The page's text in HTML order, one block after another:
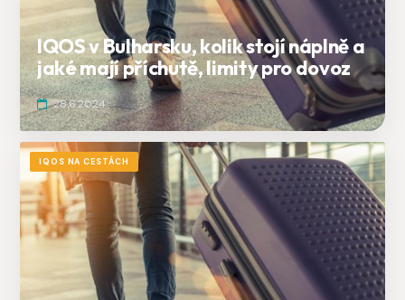
IQOS v Bulharsku, kolik stojí náplně a
jaké mají příchutě, limity pro dovoz
28.6.2024
IQOS NA CESTÁCH